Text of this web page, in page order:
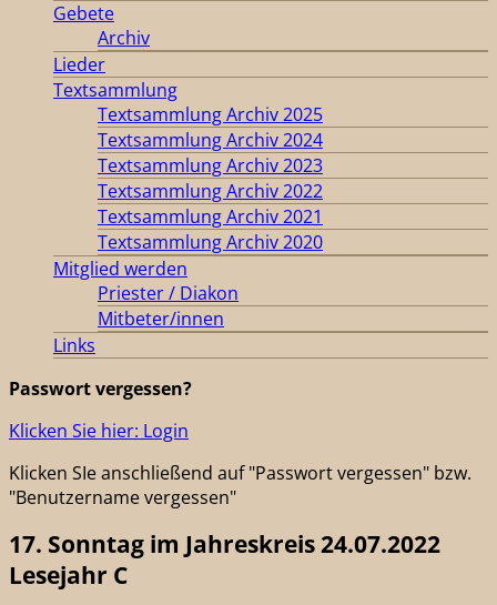
Gebete
Archiv
Lieder
Textsammlung
Textsammlung Archiv 2025
Textsammlung Archiv 2024
Textsammlung Archiv 2023
Textsammlung Archiv 2022
Textsammlung Archiv 2021
Textsammlung Archiv 2020
Mitglied werden
Priester / Diakon
Mitbeter/innen
Links
Passwort vergessen?
Klicken Sie hier: Login
Klicken SIe anschließend auf "Passwort vergessen" bzw.
"Benutzername vergessen"
17. Sonntag im Jahreskreis 24.07.2022
Lesejahr C